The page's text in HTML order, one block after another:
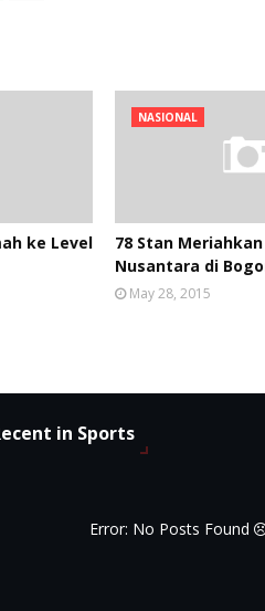
ke Level
NASIONAL
78 Stan
Nusantara di
May 28, 2015
in Sports
Error: No Posts Found